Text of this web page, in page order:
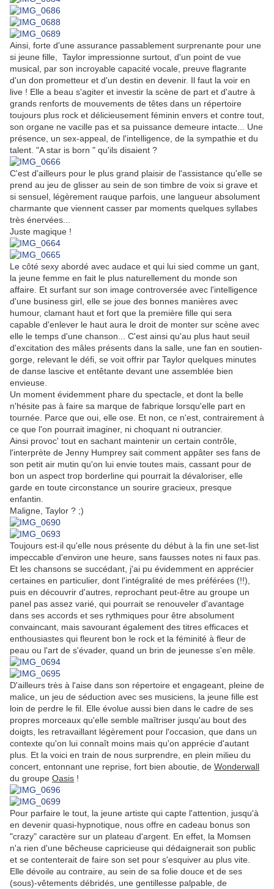
Ainsi, forte d'une assurance passablement surprenante pour une
si jeune fille, Taylor impressionne surtout, d'un point de vue
musical, par son incroyable capacité vocale, preuve flagrante
d'un don prometteur et d'un destin en devenir. Il faut la voir en
live ! Elle a beau s'agiter et investir la scène de part et d'autre à
grands renforts de mouvements de têtes dans un répertoire
toujours plus rock et délicieusement féminin envers et contre tout,
son organe ne vacille pas et sa puissance demeure intacte... Une
présence, un sex-appeal, de l'intelligence, de la sympathie et du
talent. "A star is born " qu'ils disaient ?
C'est d'ailleurs pour le plus grand plaisir de l'assistance qu'elle se
prend au jeu de glisser au sein de son timbre de voix si grave et
si sensuel, légèrement rauque parfois, une langueur absolument
charmante que viennent casser par moments quelques syllabes
très énervées...
Juste magique !
Le côté sexy abordé avec audace et qui lui sied comme un gant,
la jeune femme en fait le plus naturellement du monde son
affaire. Et surfant sur son image controversée avec l'intelligence
d'une business girl, elle se joue des bonnes manières avec
humour, clamant haut et fort que la première fille qui sera
capable d'enlever le haut aura le droit de monter sur scène avec
elle le temps d'une chanson... C'est ainsi qu'au plus haut seuil
d'excitation des mâles présents dans la salle, une fan en soutien-
gorge, relevant le défi, se voit offrir par Taylor quelques minutes
de danse lascive et entêtante devant une assemblée bien
envieuse.
Un moment évidemment phare du spectacle, et dont la belle
n'hésite pas à faire sa marque de fabrique lorsqu'elle part en
tournée. Parce que oui, elle ose. Et non, ce n'est, contrairement à
ce que l'on pourrait imaginer, ni choquant ni outrancier.
Ainsi provoc' tout en sachant maintenir un certain contrôle,
l'interprète de Jenny Humprey sait comment appâter ses fans de
son petit air mutin qu'on lui envie toutes mais, cassant pour de
bon un aspect trop borderline qui pourrait la dévaloriser, elle
garde en toute circonstance un sourire gracieux, presque
enfantin.
Maligne, Taylor ? ;)
Toujours est-il qu'elle nous présente du début à la fin une set-list
impeccable d'environ une heure, sans fausses notes ni faux pas.
Et les chansons se succédant, j'ai pu évidemment en apprécier
certaines en particulier, dont l'intégralité de mes préférées (!!),
puis en découvrir d'autres, reprochant peut-être au groupe un
panel pas assez varié, qui pourrait se renouveler d'avantage
dans ses accords et ses rythmiques pour être absolument
convaincant, mais savourant également des titres efficaces et
enthousiastes qui fleurent bon le rock et la féminité à fleur de
peau ou l'art de s'évader, quand un brin de jeunesse s'en mêle.
D'ailleurs très à l'aise dans son répertoire et engageant, pleine de
malice, un jeu de séduction avec ses musiciens, la jeune fille est
loin de perdre le fil. Elle évolue aussi bien dans le cadre de ses
propres morceaux qu'elle semble maîtriser jusqu'au bout des
doigts, les retravaillant légèrement pour l'occasion, que dans un
contexte qu'on lui connaît moins mais qu'on apprécie d'autant
plus. Et la voici en train de nous surprendre, en plein milieu du
concert, entonnant une reprise, fort bien aboutie, de Wonderwall
du groupe Oasis !
Pour parfaire le tout, la jeune artiste qui capte l'attention, jusqu'à
en devenir quasi-hypnotique, nous offre en cadeau bonus son
"crazy" caractère sur un plateau d'argent. En effet, la Momsen
n'a rien d'une bêcheuse capricieuse qui dédaignerait son public
et se contenterait de faire son set pour s'esquiver au plus vite.
Elle dévoile au contraire, au sein de sa folie douce et de ses
(sous)-vêtements débridés, une gentillesse palpable, de